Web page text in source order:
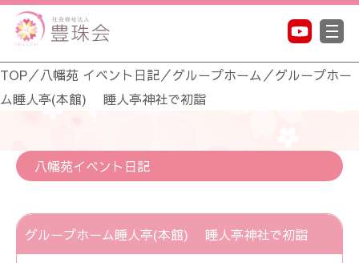
TOP／八幡苑 イベント日記／グループホーム ／グループホー
ム睡人亭(本館) 睡人亭神社で初詣
八幡苑イベント日記
グループホーム睡人亭(本館) 睡人亭神社で初詣